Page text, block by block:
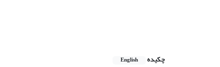
چکیده
English